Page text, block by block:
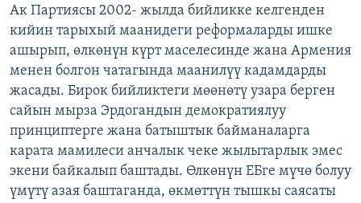
Ак Партиясы 2002- жылда бийликке келгенден
кийин тарыхый маанидеги реформаларды ишке
ашырып, өлкөнүн күрт маселесинде жана Армения
менен болгон чатагында маанилүү кадамдарды
жасады. Бирок бийликтеги мөөнөтү узара берген
сайын мырза Эрдогандын демократиялуу
принциптерге жана батыштык байманаларга
карата мамилеси анчалык чеке жылытарлык эмес
экени байкалып баштады. Өлкөнүн ЕБге мүчө болуу
үмүтү азая баштаганда, өкмөттүн тышкы саясаты